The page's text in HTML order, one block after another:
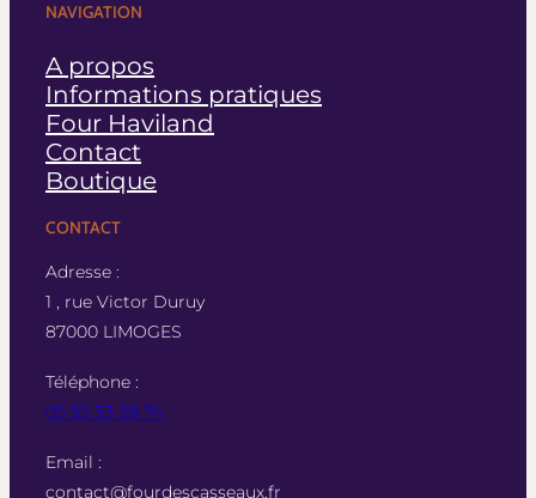
NAVIGATION
A propos
Informations pratiques
Four Haviland
Contact
Boutique
CONTACT
Adresse :
1 , rue Victor Duruy
87000 LIMOGES
Téléphone :
05 55 33 28 74
Email :
contact@fourdescasseaux.fr